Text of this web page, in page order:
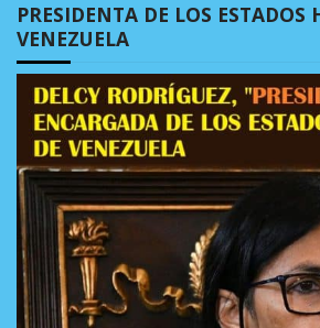
PRESIDENTA DE LOS ESTADOS
VENEZUELA